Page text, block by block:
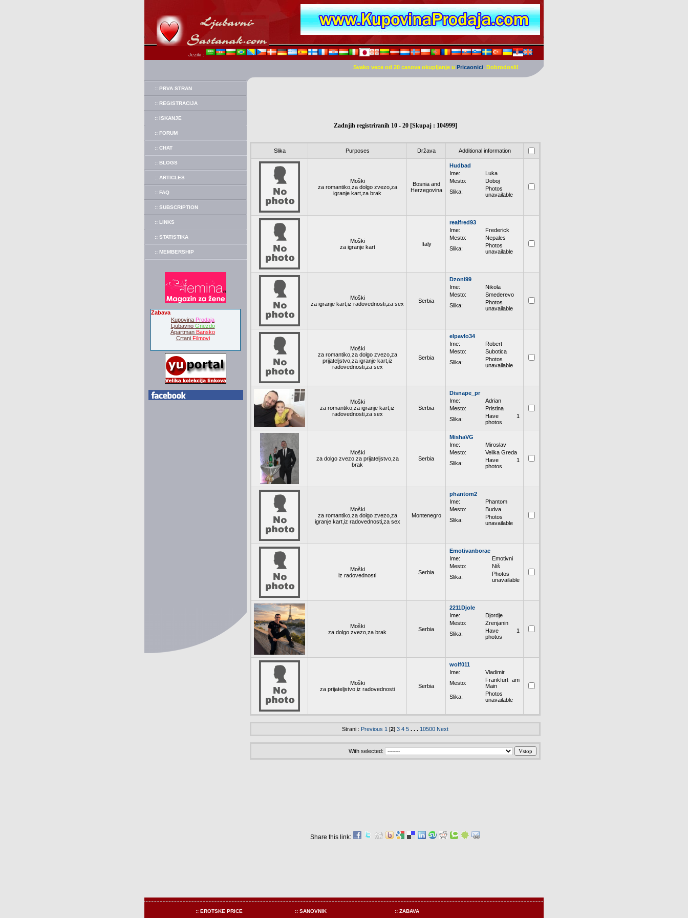
Jeziki :
:: PRVA STRAN
:: REGISTRACIJA
:: ISKANJE
:: FORUM
:: CHAT
:: BLOGS
:: ARTICLES
:: FAQ
:: SUBSCRIPTION
:: LINKS
:: STATISTIKA
:: MEMBERSHIP
Zabava
Kupovina Prodaja
Ljubavno Gnezdo
Apartman Bansko
Crtani Filmovi
Svako vece od 20 casova okupljanje u Pricaonici. Dobrodosli!
Zadnjih registriranih 10 - 20 [Skupaj : 104999]
Slika Purposes Država Additional information
Moški
za romantiko,za dolgo zvezo,za
igranje kart,za brak
Bosnia and
Herzegovina
Hudbad
Ime:
Luka
Mesto:
Doboj
Slika:
Photos
unavailable
Moški
za igranje kart
Italy
realfred93
Ime:
Frederick
Mesto:
Nepales
Slika:
Photos
unavailable
Moški
za igranje kart,iz radovednosti,za sex
Serbia
Dzoni99
Ime:
Nikola
Mesto:
Smederevo
Slika:
Photos
unavailable
Moški
za romantiko,za dolgo zvezo,za
prijateljstvo,za igranje kart,iz
radovednosti,za sex
Serbia
elpavlo34
Ime:
Robert
Mesto:
Subotica
Slika:
Photos
unavailable
Moški
za romantiko,za igranje kart,iz
radovednosti,za sex
Serbia
Disnape_pr
Ime:
Adrian
Mesto:
Pristina
Slika:
Have 1
photos
Moški
za dolgo zvezo,za prijateljstvo,za
brak
Serbia
MishaVG
Ime:
Miroslav
Mesto:
Velika Greda
Slika:
Have 1
photos
Moški
za romantiko,za dolgo zvezo,za
igranje kart,iz radovednosti,za sex
Montenegro
phantom2
Ime:
Phantom
Mesto:
Budva
Slika:
Photos
unavailable
Moški
iz radovednosti
Serbia
Emotivanborac
Ime:
Emotivni
Mesto:
Niš
Slika:
Photos
unavailable
Moški
za dolgo zvezo,za brak
Serbia
2211Djole
Ime:
Djordje
Mesto:
Zrenjanin
Slika:
Have 1
photos
Moški
za prijateljstvo,iz radovednosti
Serbia
wolf011
Ime:
Vladimir
Mesto:
Frankfurt am
Main
Slika:
Photos
unavailable
Strani : Previous 1 [2] 3 4 5 . . . 10500 Next
With selected:
Share this link:
:: EROTSKE PRICE :: SANOVNIK :: ZABAVA